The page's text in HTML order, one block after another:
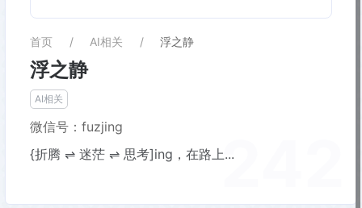
首页 AI相关 浮之静
浮之静
AI相关
微信号：fuzjing
{折腾 ⇌ 迷茫 ⇌ 思考]ing，在路上...242